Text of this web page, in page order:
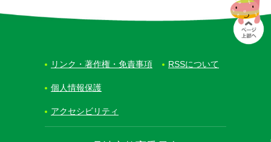
リンク・著作権・免責事項 RSSについて
個人情報保護
アクセシビリティ